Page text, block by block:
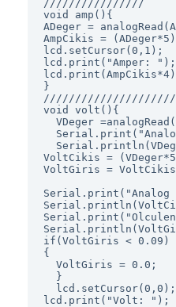
////////////////
void amp(){
ADeger =
AmpCikis =
lcd.setCursor(0,1);
lcd.print("Amper: ");
}
void volt(){
VDeger
VoltCikis =
VoltGiris =
if(VoltGiris < 0.09)
{
  VoltGiris = 0.0;
  }
  lcd.setCursor(0,0);
lcd.print("Volt: ");